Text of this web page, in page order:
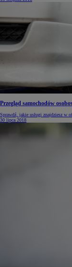
Przegląd samochodów
Sprawdź, jakie usługi znajdziesz w
30 lipca 2018